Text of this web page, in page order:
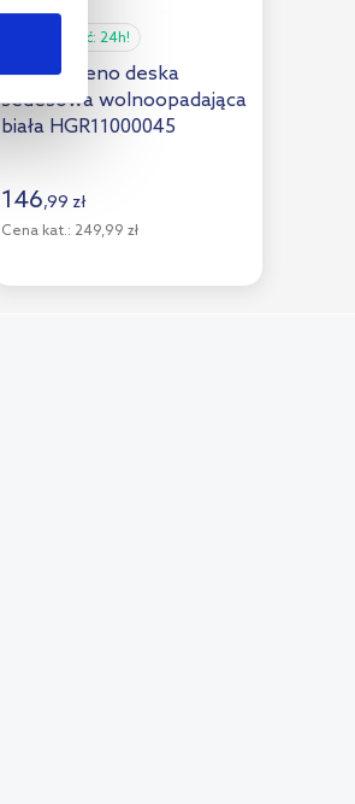
Dostępność: 24h!
Hagser Beno deska
sedesowa wolnoopadająca
biała HGR11000045
146,99 zł
Cena kat.: 249,99 zł